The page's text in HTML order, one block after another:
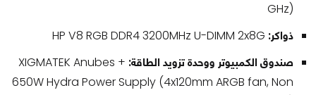
GHz)
ذواكر: HP V8 RGB DDR4 3200MHz U-DIMM 2x8G
صندوق الكمبيوتر ووحدة تزويد الطاقة: XIGMATEK Anubes +
650W Hydra Power Supply (4x120mm ARGB fan, Non